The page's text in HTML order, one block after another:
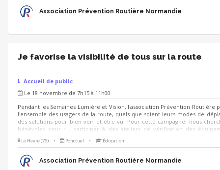
ludiques et simples à prendre en main : quiz, jeu de cartes, jeu de
trouve...
Association Prévention Routière Normandie
Je favorise la visibilité de tous sur la route
Accueil de public
Le 18 novembre de 7h15 à 11h00
Pendant les Semaines Lumière et Vision, l'association Prévention Routière
l'ensemble des usagers de la route, quels que soient leurs modes de
des solutions pour bien voir et être vu. Pour cette campagne, nous
bénévoles pour : - participer à des ateliers de vérification des
cyclistes et usagers de trottinettes électriques - diffuser des conseils
ludiques et simples à prendre en main : quiz, jeu de cartes, jeu de
trouve...
Le Havre (76) • Ponctuel • Éducation
Association Prévention Routière Normandie